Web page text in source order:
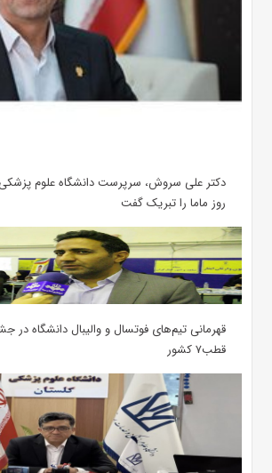
دکتر علی سروش، سرپرست دانشگاه علوم پزشکی
روز ماما را تبریک گفت
قهرمانی تیم‌های فوتسال و والیبال دانشگاه در
قطب۷ کشور